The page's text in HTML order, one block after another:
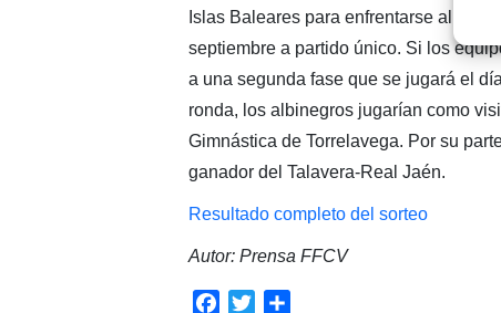
Islas Baleares para enfrentarse al
septiembre a partido único. Si los
a una segunda fase que se jugará el
ronda, los albinegros jugarían como
Gimnástica de Torrelavega. Por su
ganador del Talavera-Real Jaén.
Resultado completo del sorteo
Autor: Prensa FFCV
Facebook
Twitter